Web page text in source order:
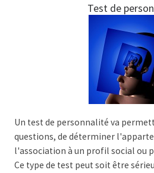
Test de
Un test de personnalité va
questions, de déterminer
l'association à un profil social ou
Ce type de test peut soit être